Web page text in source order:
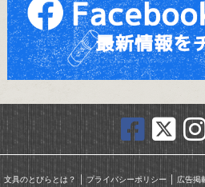
文具のとびらとは？ ｜ プライバシーポリシー｜ 広告掲